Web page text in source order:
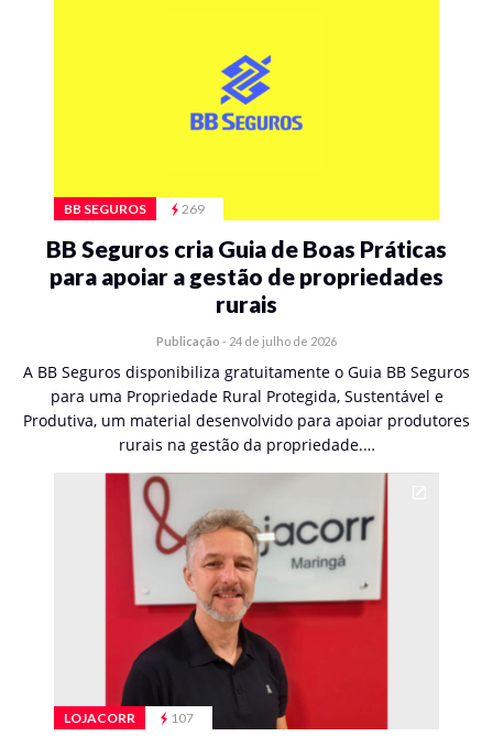
BB SEGUROS 269
BB Seguros cria Guia de Boas Práticas
para apoiar a gestão de propriedades
rurais
Publicação - 24 de julho de 2026
A BB Seguros disponibiliza gratuitamente o Guia BB Seguros
para uma Propriedade Rural Protegida, Sustentável e
Produtiva, um material desenvolvido para apoiar produtores
rurais na gestão da propriedade.…
LOJACORR 107